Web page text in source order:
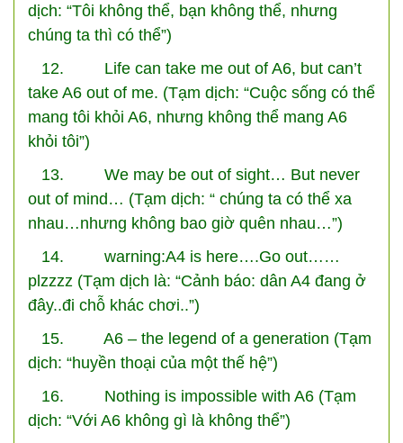
dịch: “Tôi không thể, bạn không thể, nhưng
chúng ta thì có thể”)
12. Life can take me out of A6, but can’t
take A6 out of me. (Tạm dịch: “Cuộc sống có thể
mang tôi khỏi A6, nhưng không thể mang A6
khỏi tôi”)
13. We may be out of sight… But never
out of mind… (Tạm dịch: “ chúng ta có thể xa
nhau…nhưng không bao giờ quên nhau…”)
14. warning:A4 is here….Go out……
plzzzz (Tạm dịch là: “Cảnh báo: dân A4 đang ở
đây..đi chỗ khác chơi..”)
15. A6 – the legend of a generation (Tạm
dịch: “huyền thoại của một thế hệ”)
16. Nothing is impossible with A6 (Tạm
dịch: “Với A6 không gì là không thể”)